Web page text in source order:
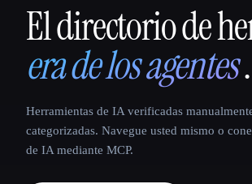
That AI Collection
El directorio de
era de los agentes.
Herramientas de IA verificadas
categorizadas. Navegue usted mismo o
de IA mediante MCP.